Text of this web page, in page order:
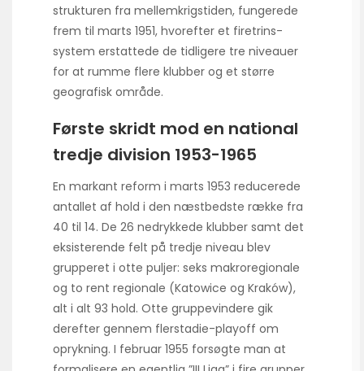
strukturen fra mellemkrigstiden, fungerede
frem til marts 1951, hvorefter et firetrins­
system erstattede de tidligere tre niveauer
for at rumme flere klubber og et større
geografisk område.
Første skridt mod en national
tredje division 1953-1965
En markant reform i marts 1953 reducerede
antallet af hold i den næstbedste række fra
40 til 14. De 26 nedrykkede klubber samt det
eksisterende felt på tredje niveau blev
grupperet i otte puljer: seks makroregionale
og to rent regionale (Katowice og Kraków),
alt i alt 93 hold. Otte gruppevindere gik
derefter gennem flerstadie-playoff om
oprykning. I februar 1955 forsøgte man at